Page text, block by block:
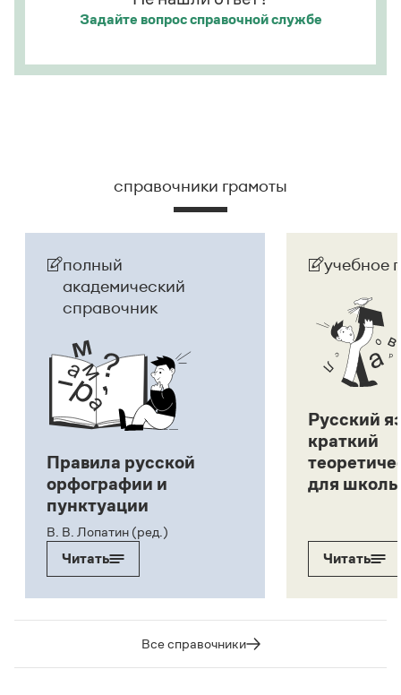
Задайте вопроссправочной службе
справочники грамоты
полный
академический
справочник
Правила русской
орфографии и
пунктуации
В. В. Лопатин (ред.)
Читать
учебное
Русский
краткий
для
Читать
Все справочники